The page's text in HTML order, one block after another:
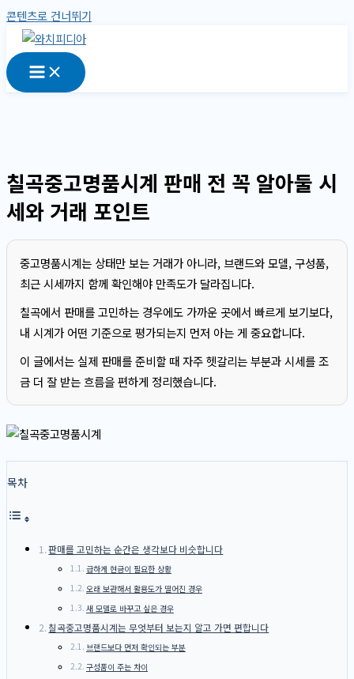
콘텐츠로 건너뛰기
칠곡중고명품시계 판매 전 꼭 알아둘 시
세와 거래 포인트
중고명품시계는 상태만 보는 거래가 아니라, 브랜드와 모델, 구성품,
최근 시세까지 함께 확인해야 만족도가 달라집니다.
칠곡에서 판매를 고민하는 경우에도 가까운 곳에서 빠르게 보기보다,
내 시계가 어떤 기준으로 평가되는지 먼저 아는 게 중요합니다.
이 글에서는 실제 판매를 준비할 때 자주 헷갈리는 부분과 시세를 조
금 더 잘 받는 흐름을 편하게 정리했습니다.
목차
판매를 고민하는 순간은 생각보다 비슷합니다
급하게 현금이 필요한 상황
오래 보관해서 활용도가 떨어진 경우
새 모델로 바꾸고 싶은 경우
칠곡중고명품시계는 무엇부터 보는지 알고 가면 편합니다
브랜드보다 먼저 확인되는 부분
구성품이 주는 차이